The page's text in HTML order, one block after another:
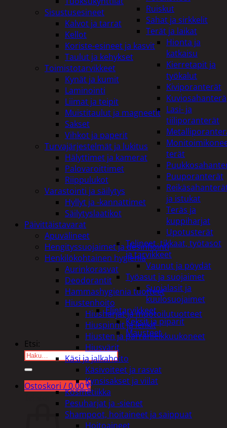
Ruiskut
Sahat ja sirkkelit
Terät ja laikat
Hionta ja
katkaisu
Kierretapit ja
työkalut
Kiviporanterät
Kuviosahanterä
Lasi- ja
tiiliporanterät
terät
Puuporanterät
ja istukat
Teräs ja
kuppiharjat
Upotusterät
Telineet, tikkaat, työtasot
ja tarvikkeet
Vaunut ja pöydät
Työasut ja suojaimet
Suojalasit ja
kuulosuojaimet
Elintarvikkeet
Keksit ja piparit
Mausteet
Etsi:
Ostoskori /0,00€
Sisustusesineet
Kalvot ja tarrat
Kellot
Koriste-esineet ja kasvit
Taulut ja kehykset
Toimistotarvikkeet
Kynät ja kumit
Laminointi
Liimat ja teipit
Muistitaulut ja magneetit
Sakset
Vihkot ja paperit
Turvajärjestelmät ja lukitus
Hälyttimet ja kamerat
Palovaroittimet
Riippulukot
Varastointi ja säilytys
Hyllyt ja -kannattimet
Säilytyslaatikot
Päivittäistavarat
Apuvälineet
Hengityssuojaimet ja desinfiointi
Henkilökohtainen hygienia
Aurinkorasvat
Deodorantit
Hammashygienia tuotteet
Hiustenhoito
Hiusharjat ja muotoilutuotteet
Hiuspinnit ja lenkit
Hiusten ja parranleikkuukoneet
Hiusvärit
Käsi ja jalkahoito
Käsivoiteet ja rasvat
Kynsisakset ja viilat
Kosmetiikka
Pesuharjat ja -sienet
Shampoot, hoitaineet ja saippuat
Hoitoaineet